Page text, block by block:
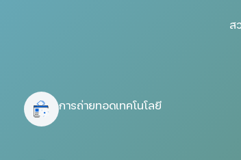
ส
การถ่ายทอดเทคโนโลยี